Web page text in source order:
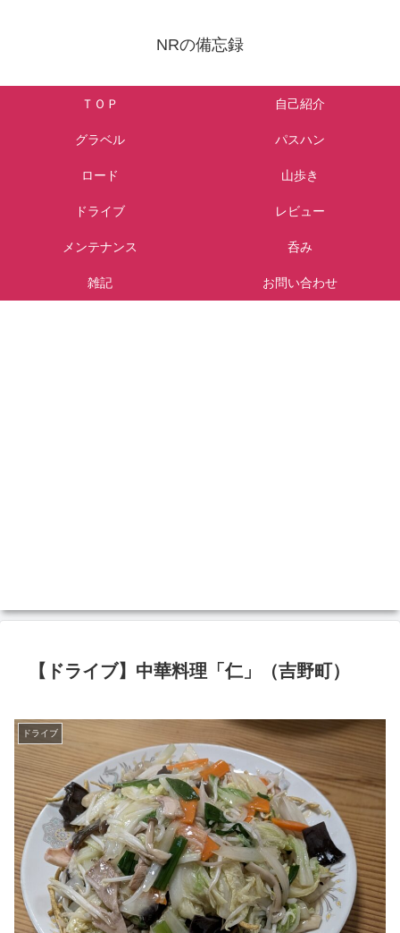
NRの備忘録
ＴＯＰ 自己紹介
グラベル パスハン
ロード 山歩き
ドライブ レビュー
メンテナンス 呑み
雑記 お問い合わせ
【ドライブ】中華料理「仁」（吉野町）
ドライブ